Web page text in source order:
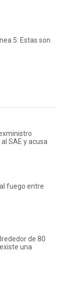
5: Estas son
SAE y acusa
fuego entre
de 80
una